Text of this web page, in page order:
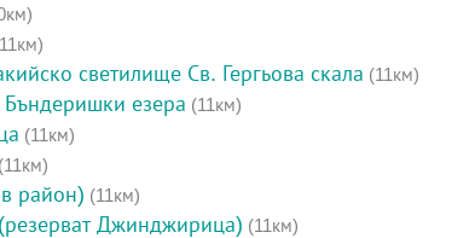
светилище Св. Гергьова скала (11км)
езера (11км)
(11км)
(11км)
район) (11км)
Джинджирица) (11км)